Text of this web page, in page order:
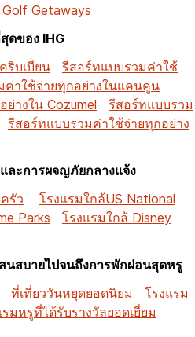
Golf Getaways
ดของ IHG
ริบเบียน
รีสอร์ทแบบรวมค่าใช้
ค่าใช้จ่ายทุกอย่างในแคนคูน
างใน Cozumel
รีสอร์ทแบบรวม
รีสอร์ทแบบรวมค่าใช้จ่ายทุกอย่าง
ะการผจญภัยกลางแจ้ง
รัว
โรงแรมใกล้US National
Parks
โรงแรมใกล้ Disney
นสบายไปจนถึงการพักผ่อนสุดหรู
ที่เที่ยววันหยุดยอดนิยม
โรงแรม
มหรูที่ได้รับรางวัลยอดเยี่ยม